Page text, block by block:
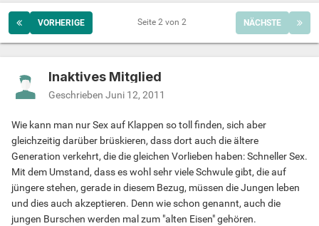
VORHERIGE NÄCHSTE
Seite 2 von 2
Inaktives Mitglied
Geschrieben Juni 12, 2011
Wie kann man nur Sex auf Klappen so toll finden, sich aber
gleichzeitig darüber brüskieren, dass dort auch die ältere
Generation verkehrt, die die gleichen Vorlieben haben: Schneller Sex.
Mit dem Umstand, dass es wohl sehr viele Schwule gibt, die auf
jüngere stehen, gerade in diesem Bezug, müssen die Jungen leben
und dies auch akzeptieren. Denn wie schon genannt, auch die
jungen Burschen werden mal zum "alten Eisen" gehören.